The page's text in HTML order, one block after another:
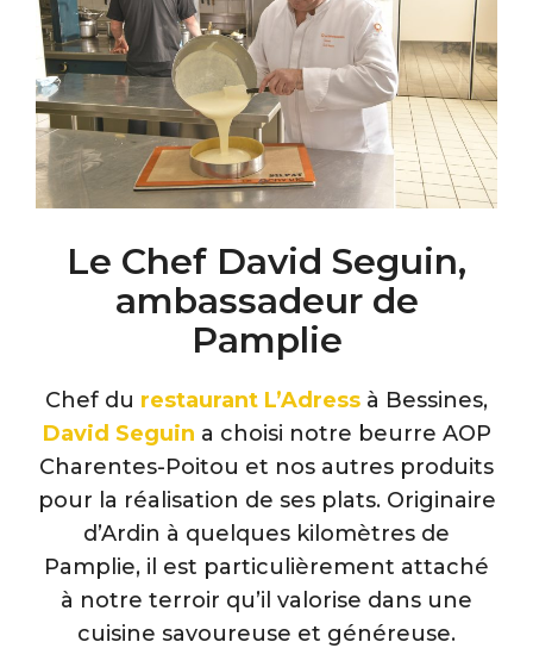
Le Chef David Seguin,
ambassadeur de
Pamplie
Chef du restaurant L’Adress à Bessines,
David Seguin a choisi notre beurre AOP
Charentes-Poitou et nos autres produits
pour la réalisation de ses plats. Originaire
d’Ardin à quelques kilomètres de
Pamplie, il est particulièrement attaché
à notre terroir qu’il valorise dans une
cuisine savoureuse et généreuse.